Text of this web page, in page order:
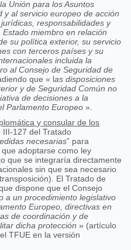
Unión para los Asuntos
y al servicio europeo de acción
responsabilidades y
miembro en relación
su política exterior, su servicio
con terceros países y su
incluida la
al Consejo de Seguridad de
que « las disposiciones
y de Seguridad Común no
de decisiones a la
Parlamento Europeo».
y consular de los
III-127 del Tratado
necesarias” para
adoptarse como ley
que se integraría directamente
sin que sea necesario
El Tratado de
dispone que el Consejo
a un procedimiento legislativo
Europeo, directivas en
de coordinación y de
dicha protección» (artículo
TFUE en la versión